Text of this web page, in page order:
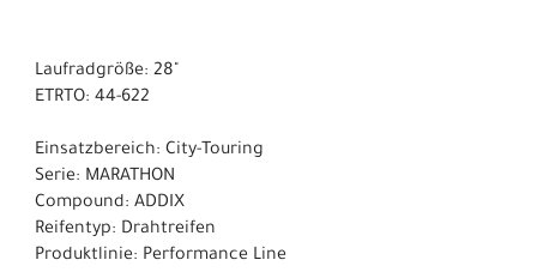
Laufradgröße: 28"
ETRTO: 44-622
Einsatzbereich: City-Touring
Serie: MARATHON
Compound: ADDIX
Reifentyp: Drahtreifen
Produktlinie: Performance Line